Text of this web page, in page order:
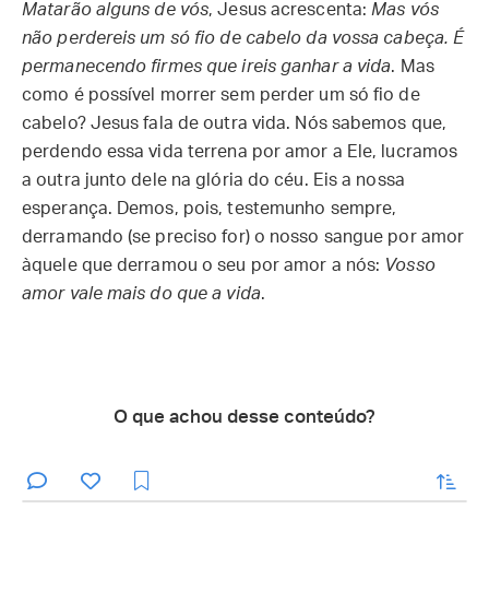
Matarão alguns de vós, Jesus acrescenta: Mas vós
não perdereis um só fio de cabelo da vossa cabeça. É
permanecendo firmes que ireis ganhar a vida. Mas
como é possível morrer sem perder um só fio de
cabelo? Jesus fala de outra vida. Nós sabemos que,
perdendo essa vida terrena por amor a Ele, lucramos
a outra junto dele na glória do céu. Eis a nossa
esperança. Demos, pois, testemunho sempre,
derramando (se preciso for) o nosso sangue por amor
àquele que derramou o seu por amor a nós: Vosso
amor vale mais do que a vida.
O que achou desse conteúdo?
enviar